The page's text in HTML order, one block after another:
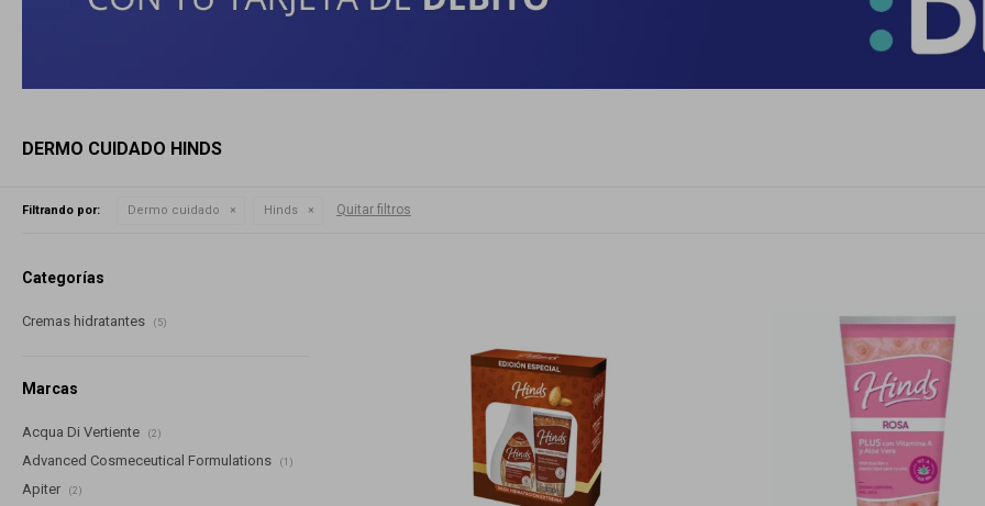
DERMO CUIDADO HINDS
Filtrando por: Dermo cuidado Hinds Quitar filtros
Categorías
Cremas hidratantes (5)
Marcas
Acqua Di Vertiente (2)
Advanced Cosmeceutical Formulations (1)
Apiter (2)